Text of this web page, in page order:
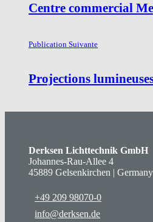
Centre commercial
Publication Suivante
Projections
Derksen Lichttechnik GmbH
Johannes-Rau-Allee 4
45889 Gelsenkirchen | Germany
+49 209 98070-0
info@derksen.de